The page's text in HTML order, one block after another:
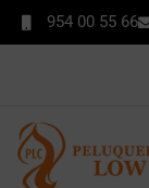
contenido
954 00 55 66